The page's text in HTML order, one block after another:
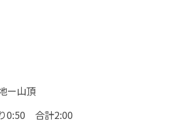
ー山頂
0:50 合計2:00